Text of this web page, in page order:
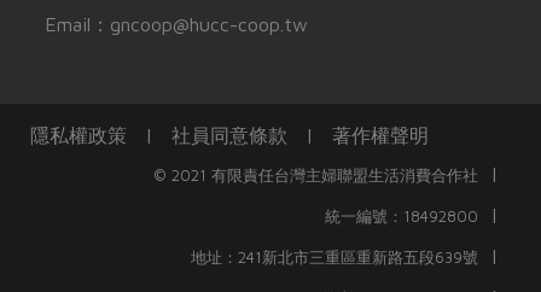
Email：gncoop@hucc-coop.tw
隱私權政策 | 社員同意條款 | 著作權聲明
© 2021 有限責任台灣主婦聯盟生活消費合作社 |
統一編號：18492800 |
地址：241新北市三重區重新路五段639號 |